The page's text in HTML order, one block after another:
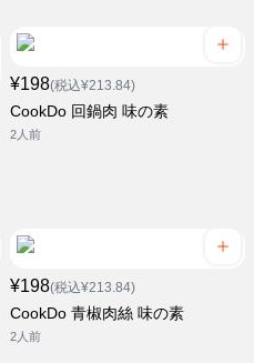
¥198(税込¥213.84)
CookDo 回鍋肉 味の素
2人前
¥198(税込¥213.84)
CookDo 青椒肉絲 味の素
2人前